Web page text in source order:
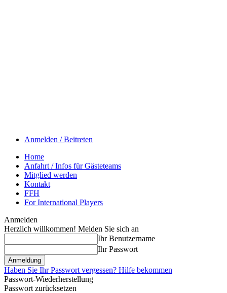
Anmelden / Beitreten
Home
Anfahrt / Infos für Gästeteams
Mitglied werden
Kontakt
FFH
For International Players
Anmelden
Herzlich willkommen! Melden Sie sich an
Ihr Benutzername
Ihr Passwort
Haben Sie Ihr Passwort vergessen? Hilfe bekommen
Passwort-Wiederherstellung
Passwort zurücksetzen